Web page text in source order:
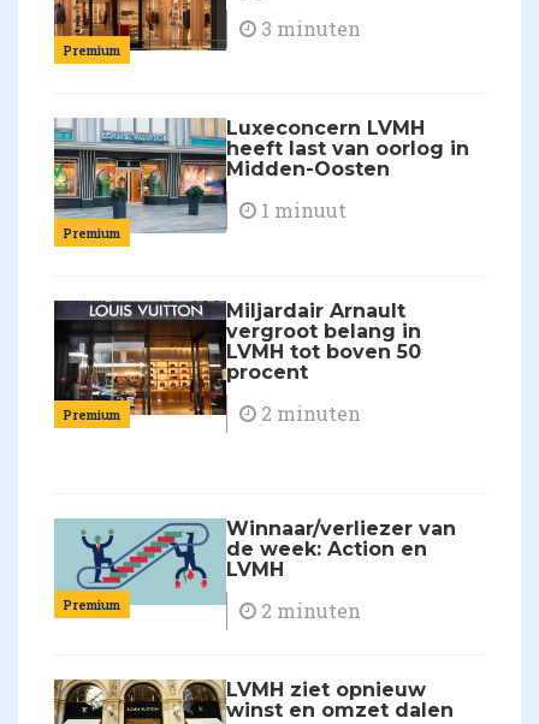
Premium
3 minuten
Premium
Luxeconcern LVMH
heeft last van oorlog in
Midden-Oosten
1 minuut
Premium
Miljardair Arnault
vergroot belang in
LVMH tot boven 50
procent
2 minuten
Premium
Winnaar/verliezer van
de week: Action en
LVMH
2 minuten
LVMH ziet opnieuw
winst en omzet dalen